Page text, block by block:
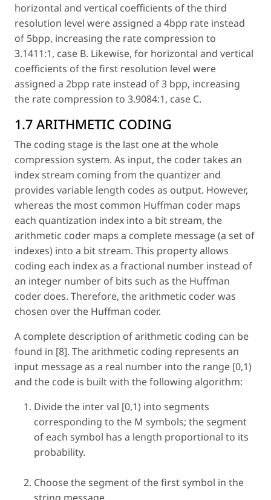
horizontal and vertical coefficients of the third
resolution level were assigned a 4bpp rate instead
of 5bpp, increasing the rate compression to
3.1411:1, case B. Likewise, for horizontal and vertical
coefficients of the first resolution level were
assigned a 2bpp rate instead of 3 bpp, increasing
the rate compression to 3.9084:1, case C.
1.7 ARITHMETIC CODING
The coding stage is the last one at the whole
compression system. As input, the coder takes an
index stream coming from the quantizer and
provides variable length codes as output. However,
whereas the most common Huffman coder maps
each quantization index into a bit stream, the
arithmetic coder maps a complete message (a set of
indexes) into a bit stream. This property allows
coding each index as a fractional number instead of
an integer number of bits such as the Huffman
coder does. Therefore, the arithmetic coder was
chosen over the Huffman coder.
A complete description of arithmetic coding can be
found in [8]. The arithmetic coding represents an
input message as a real number into the range [0,1)
and the code is built with the following algorithm:
Divide the inter val [0,1) into segments
corresponding to the M symbols; the segment
of each symbol has a length proportional to its
probability.
Choose the segment of the first symbol in the
string message.